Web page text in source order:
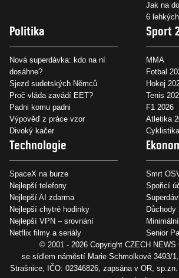
Jak na
6
Politika
Nová superdávka: kdo na ní
dosáhne?
Sjezd sudetských Němců
Proč vláda zavádí EET?
Padni komu padni
Výpověď z práce vzor
Divoký kačer
Sport
MMA
Fotbal
Hokej
Tenis
F1 2026
Atletika
Technologie
SpaceX na burze
Nejlepší telefony
Nejlepší AI zdarma
Nejlepší chytré hodinky
Nejlepší VPN – srovnání
Netflix filmy a seriály
Smrt
Spořicí
Důchody
Senior
© 2001 - 2026 Copyright CZECH NEWS
se sídlem náměstí Marie Schmolkové 3493/
Strašnice, IČO: 02346826, zapsána v OR,